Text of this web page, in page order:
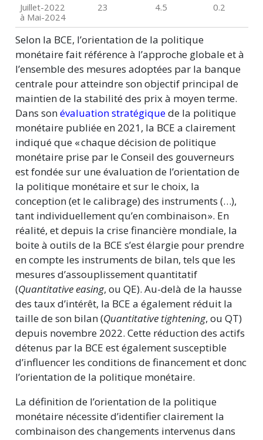
Juillet-2022
à Mai-2024
23 4.5 0.2
Selon la BCE, l’orientation de la politique
monétaire fait référence à l’approche globale et à
l’ensemble des mesures adoptées par la banque
centrale pour atteindre son objectif principal de
maintien de la stabilité des prix à moyen terme.
Dans sonévaluation stratégiquede la politique
monétaire publiée en 2021, la BCE a clairement
indiqué que « chaque décision de politique
monétaire prise par le Conseil des gouverneurs
est fondée sur une évaluation de l’orientation de
la politique monétaire et sur le choix, la
conception (et le calibrage) des instruments (…),
tant individuellement qu’en combinaison ». En
réalité, et depuis la crise financière mondiale, la
boite à outils de la BCE s’est élargie pour prendre
en compte les instruments de bilan, tels que les
mesures d’assouplissement quantitatif
(Quantitative easing, ou QE). Au-delà de la hausse
des taux d’intérêt, la BCE a également réduit la
taille de son bilan (Quantitative tightening, ou QT)
depuis novembre 2022. Cette réduction des actifs
détenus par la BCE est également susceptible
d’influencer les conditions de financement et donc
l’orientation de la politique monétaire.
La définition de l’orientation de la politique
monétaire nécessite d’identifier clairement la
combinaison des changements intervenus dans